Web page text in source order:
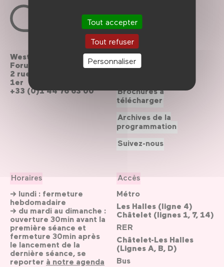
Tout accepter
Tout refuser
Personnaliser
Westfield
Forum des Halles
2 rue du cinéma, Paris
1er
+33 (0)1 44 76 63 00
Horaires
→ lundi : fermeture
hebdomadaire
→ du mardi au dimanche :
ouverture 30min avant la
première séance et
fermeture 30min après
le lancement de la
dernière séance, se
reporter à notre agenda
Accès
Métro
Les Halles (ligne 4)
Châtelet (lignes 1, 7, 14)
RER
Châtelet-Les Halles
(Lignes A, B, D)
Bus
Contactez-nous
Brochures à
télécharger
Archives de la
programmation
Suivez-nous